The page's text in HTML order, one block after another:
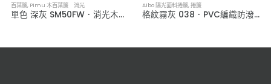
百葉簾, Pimu 木百葉簾 消光
單色 深灰 SM50FW．消光木百葉簾
Aibo 陽光面料捲簾,捲簾
格紋霧灰 038．PVC編織防潑水捲簾